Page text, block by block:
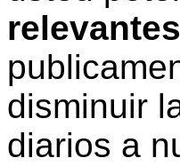
relevantes
disminuir
diarios a